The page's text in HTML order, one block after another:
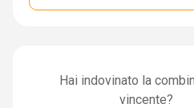
Hai indovinato la
vincente?